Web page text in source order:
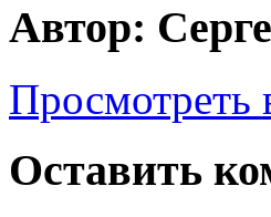
Автор:
Просмотреть
Оставить